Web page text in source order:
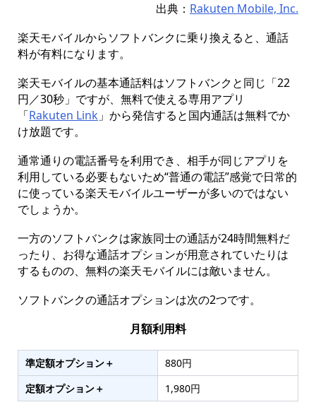
出典： Rakuten Mobile, Inc.
楽天モバイルからソフトバンクに乗り換えると、通話
料が有料になります。
楽天モバイルの基本通話料はソフトバンクと同じ「22
円／30秒」ですが、無料で使える専用アプリ
「Rakuten Link 」から発信すると国内通話は無料でか
け放題です。
通常通りの電話番号を利用でき、相手が同じアプリを
利用している必要もないため“普通の電話”感覚で日常的
に使っている楽天モバイルユーザーが多いのではない
でしょうか。
一方のソフトバンクは家族同士の通話が24時間無料だ
ったり、お得な通話オプションが用意されていたりは
するものの、無料の楽天モバイルには敵いません。
ソフトバンクの通話オプションは次の2つです。
月額利用料
準定額オプション＋
880円
定額オプション＋
1,980円